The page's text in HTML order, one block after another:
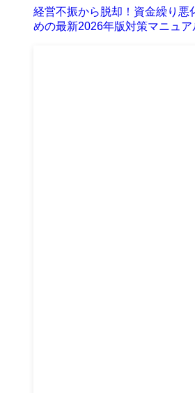
経営不振から脱却！資金繰り悪
めの最新2026年版対策マニュア